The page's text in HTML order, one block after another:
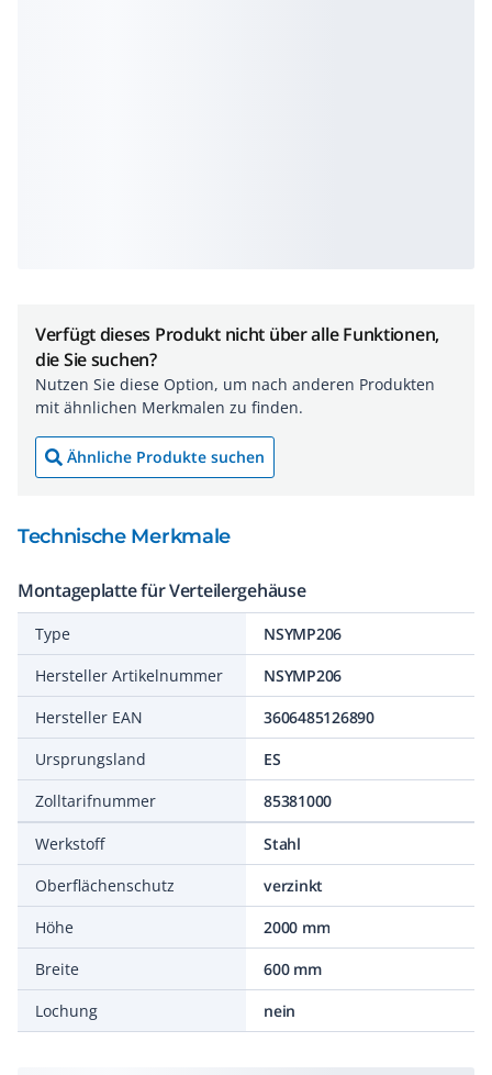
Verfügt dieses Produkt nicht über alle Funktionen,
die Sie suchen?
Nutzen Sie diese Option, um nach anderen Produkten
mit ähnlichen Merkmalen zu finden.
Ähnliche Produkte suchen
Technische Merkmale
Montageplatte für Verteilergehäuse
Type
NSYMP206
Hersteller Artikelnummer
NSYMP206
Hersteller EAN
3606485126890
Ursprungsland
ES
Zolltarifnummer
85381000
Werkstoff
Stahl
Oberflächenschutz
verzinkt
Höhe
2000 mm
Breite
600 mm
Lochung
nein